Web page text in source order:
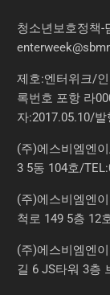
청소년보호정책-
제호:엔터위크/
록번호 포항 라
자:2017.05.10/
(주)에스비엠엔
3 5동 104호/
(주)에스비엠엔
척로 149 5층 12
(주)에스비엠엔
길 6 JS타워 3층